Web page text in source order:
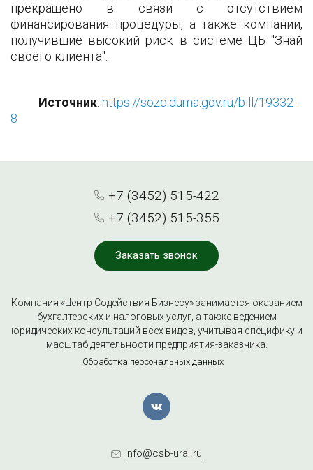
прекращено в связи с отсутствием
финансирования процедуры, а также компании,
получившие высокий риск в системе ЦБ "Знай
своего клиента".
Источник: https://sozd.duma.gov.ru/bill/19332-
8
+7 (3452) 515-422
+7 (3452) 515-355
Заказать звонок
Компания «Центр Содействия Бизнесу» занимается оказанием
бухгалтерских и налоговых услуг, а также ведением
юридических консультаций всех видов, учитывая специфику и
масштаб деятельности предприятия-заказчика.
Обработка персональных данных
info@csb-ural.ru